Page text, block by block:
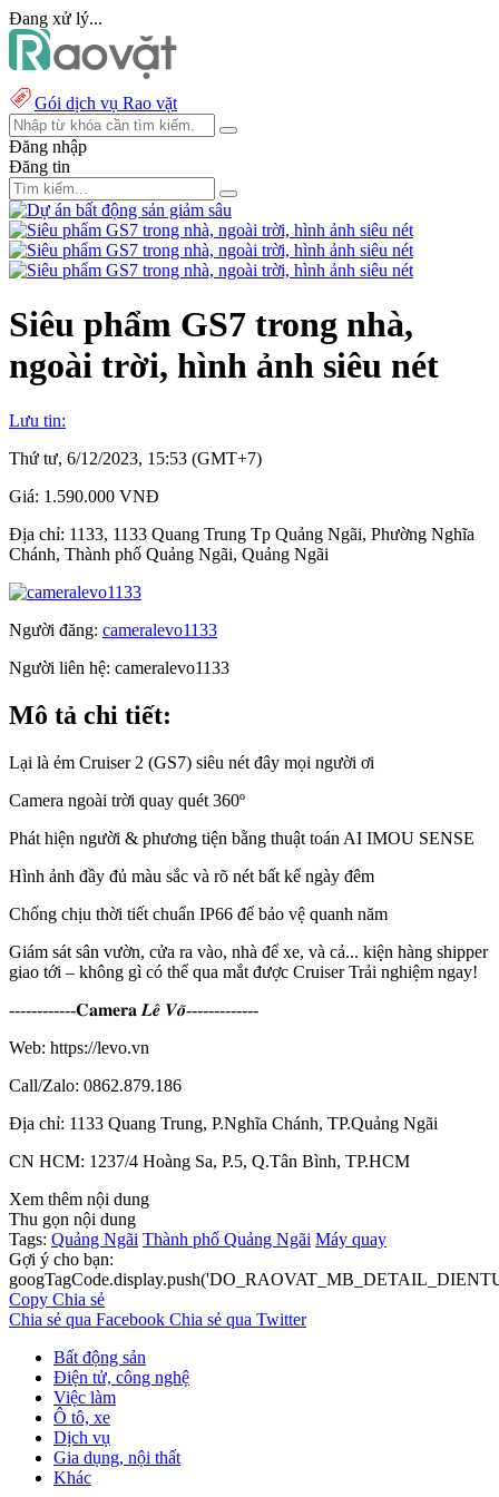
Đang xử lý...
Gói dịch vụ Rao vặt
Đăng nhập
Đăng tin
Siêu phẩm GS7 trong nhà,
ngoài trời, hình ảnh siêu nét
Lưu tin:
Thứ tư, 6/12/2023, 15:53 (GMT+7)
Giá: 1.590.000 VNĐ
Địa chỉ: 1133, 1133 Quang Trung Tp Quảng Ngãi, Phường Nghĩa
Chánh, Thành phố Quảng Ngãi, Quảng Ngãi
Người đăng: cameralevo1133
Người liên hệ: cameralevo1133
Mô tả chi tiết:
Lại là ẻm Cruiser 2 (GS7) siêu nét đây mọi người ơi
Camera ngoài trời quay quét 360º
Phát hiện người & phương tiện bằng thuật toán AI IMOU SENSE
Hình ảnh đầy đủ màu sắc và rõ nét bất kể ngày đêm
Chống chịu thời tiết chuẩn IP66 để bảo vệ quanh năm
Giám sát sân vườn, cửa ra vào, nhà để xe, và cả... kiện hàng shipper
giao tới – không gì có thể qua mắt được Cruiser Trải nghiệm ngay!
------------𝐂𝐚𝐦𝐞𝐫𝐚 𝑳𝒆̂ 𝑽𝒐̃-------------
Web: https://levo.vn
Call/Zalo: 0862.879.186
Địa chỉ: 1133 Quang Trung, P.Nghĩa Chánh, TP.Quảng Ngãi
CN HCM: 1237/4 Hoàng Sa, P.5, Q.Tân Bình, TP.HCM
Xem thêm nội dung
Thu gọn nội dung
Tags: Quảng Ngãi Thành phố Quảng Ngãi Máy quay
Gợi ý cho bạn:
Copy Chia sẻ
Chia sẻ qua Facebook Chia sẻ qua Twitter
Bất động sản
Điện tử, công nghệ
Việc làm
Ô tô, xe
Dịch vụ
Gia dụng, nội thất
Khác